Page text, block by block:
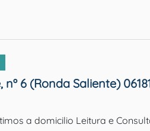
6 (Ronda Saliente)
a domicilio Leitura e